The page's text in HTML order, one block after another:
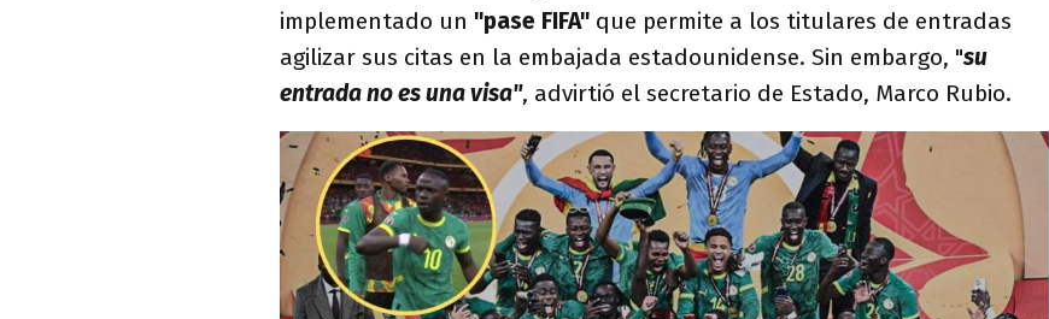
implementado un "pase FIFA" que permite a los titulares de entradas
agilizar sus citas en la embajada estadounidense. Sin embargo, "su
entrada no es una visa", advirtió el secretario de Estado, Marco Rubio.